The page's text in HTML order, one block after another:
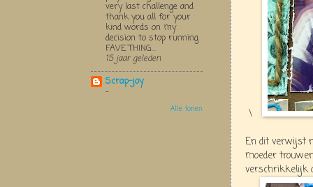
\
En dit verwijst
moeder
very last challenge and
thank you all for your
kind words on my
decision to stop running
FAVE THING...
15 jaar geleden
Scrap-joy
-
Alle tonen